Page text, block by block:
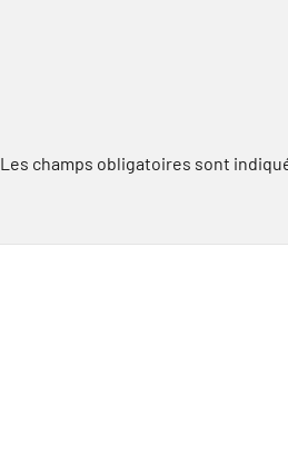
Les champs obligatoires sont